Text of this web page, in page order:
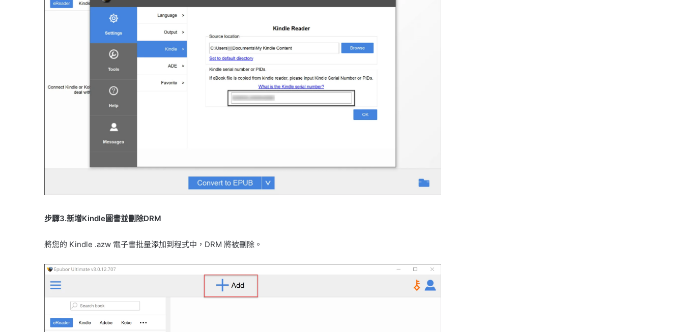
步驟3.新增Kindle圖書並刪除DRM
將您的 Kindle .azw 電子書批量添加到程式中，DRM 將被刪除。